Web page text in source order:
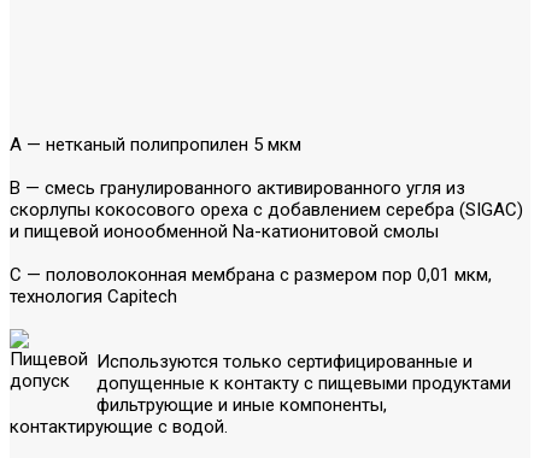
A — нетканый полипропилен 5 мкм
B — смесь гранулированного активированного угля из
скорлупы кокосового ореха с добавлением серебра (SIGAC)
и пищевой ионообменной Na-катионитовой смолы
C — половолоконная мембрана с размером пор 0,01 мкм,
технология Capitech
Используются только сертифицированные и
допущенные к контакту с пищевыми продуктами
фильтрующие и иные компоненты,
контактирующие с водой.